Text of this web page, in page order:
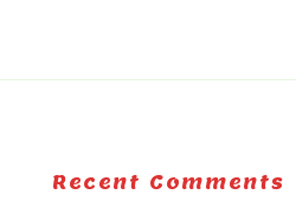
Recent Comments